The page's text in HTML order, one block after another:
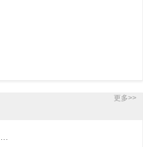
更多>>